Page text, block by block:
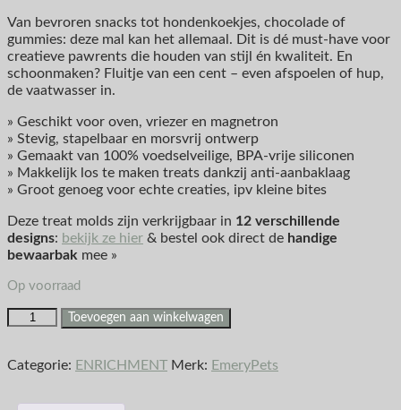
Van bevroren snacks tot hondenkoekjes, chocolade of
gummies: deze mal kan het allemaal. Dit is dé must-have voor
creatieve pawrents die houden van stijl én kwaliteit. En
schoonmaken? Fluitje van een cent – even afspoelen of hup,
de vaatwasser in.
» Geschikt voor oven, vriezer en magnetron
» Stevig, stapelbaar en morsvrij ontwerp
» Gemaakt van 100% voedselveilige, BPA-vrije siliconen
» Makkelijk los te maken treats dankzij anti-aanbaklaag
» Groot genoeg voor echte creaties, ipv kleine bites
Deze treat molds zijn verkrijgbaar in 12 verschillende
designs: bekijk ze hier & bestel ook direct de handige
bewaarbak mee »
Op voorraad
Toevoegen aan winkelwagen
Categorie: ENRICHMENT Merk: EmeryPets